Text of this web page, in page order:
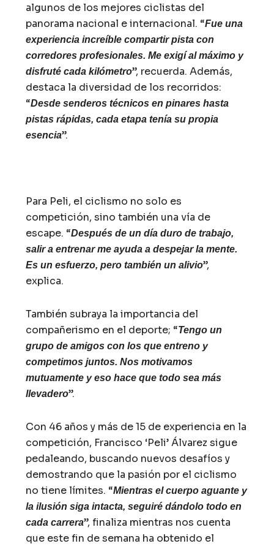
algunos de los mejores ciclistas del
panorama nacional e internacional. “Fue una
experiencia increíble compartir pista con
corredores profesionales. Me exigí al máximo y
disfruté cada kilómetro”, recuerda. Además,
destaca la diversidad de los recorridos:
“Desde senderos técnicos en pinares hasta
pistas rápidas, cada etapa tenía su propia
esencia”.
Para Peli, el ciclismo no solo es
competición, sino también una vía de
escape. “Después de un día duro de trabajo,
salir a entrenar me ayuda a despejar la mente.
Es un esfuerzo, pero también un alivio”,
explica.
También subraya la importancia del
compañerismo en el deporte; “Tengo un
grupo de amigos con los que entreno y
competimos juntos. Nos motivamos
mutuamente y eso hace que todo sea más
llevadero”.
Con 46 años y más de 15 de experiencia en la
competición, Francisco ‘Peli’ Álvarez sigue
pedaleando, buscando nuevos desafíos y
demostrando que la pasión por el ciclismo
no tiene límites. “Mientras el cuerpo aguante y
la ilusión siga intacta, seguiré dándolo todo en
cada carrera”, finaliza mientras nos cuenta
que este fin de semana ha obtenido el